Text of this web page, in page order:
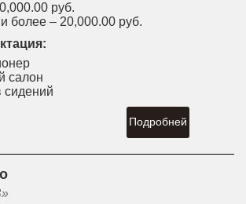
руб.
и более – 20,000.00 руб.
салон
сидений
Подробней